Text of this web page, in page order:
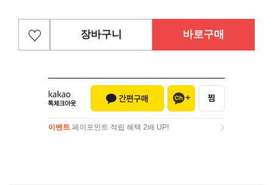
장바구니 바로구매
이벤트 페이포인트 적립 혜택 2배 UP!